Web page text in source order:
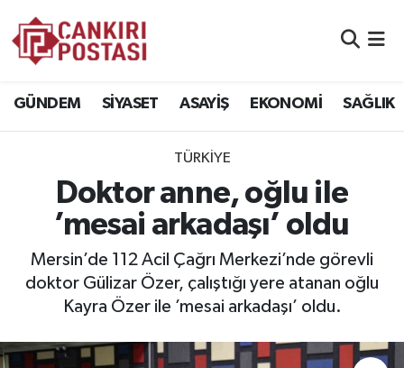
GÜNDEM SİYASET ASAYİŞ EKONOMİ SAĞLIK
TÜRKİYE
Doktor anne, oğlu ile
’mesai arkadaşı’ oldu
Mersin’de 112 Acil Çağrı Merkezi’nde görevli
doktor Gülizar Özer, çalıştığı yere atanan oğlu
Kayra Özer ile ’mesai arkadaşı’ oldu.
EKONOMİ
SAĞLIK
SPOR
EĞİTİM
Trafik Durumu
Süper Lig Puan Durumu ve Fikstür
Tüm Manşetler
Son Dakika Haberleri